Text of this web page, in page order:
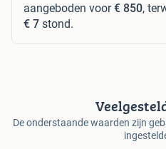
aangeboden voor€ 850,
€ 7 stond.
De onderstaande waarden zijn